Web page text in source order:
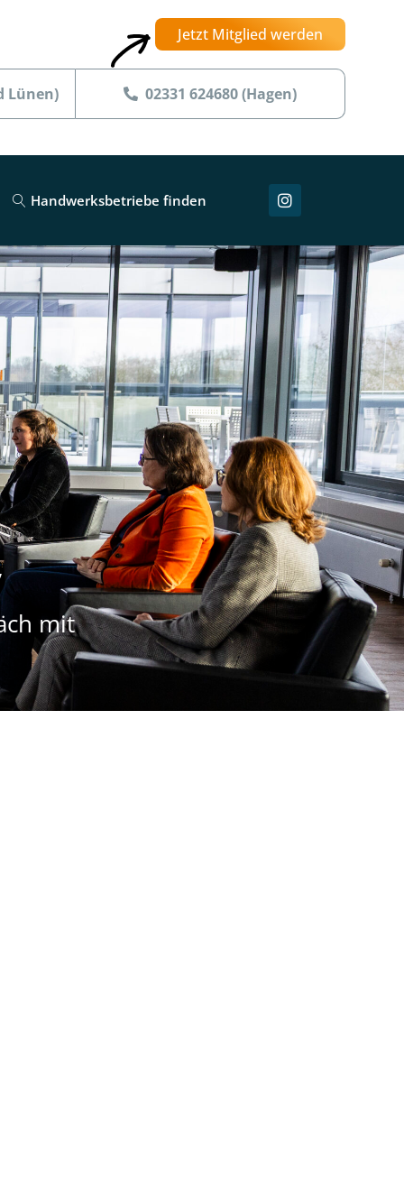
Jetzt Mitglied werden
Lünen) 02331 624680 (Hagen)
Handwerksbetriebe finden
mit